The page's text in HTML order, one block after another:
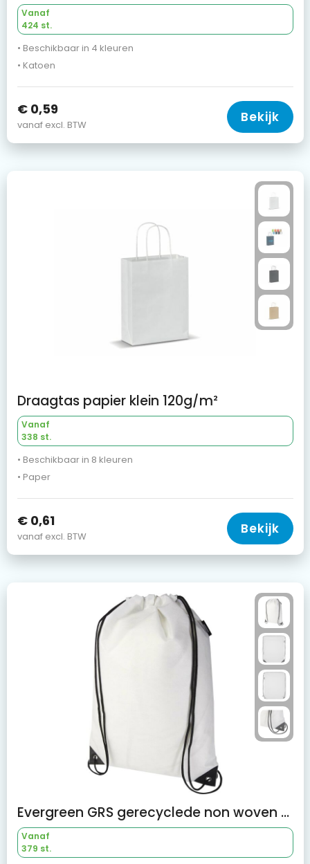
Vanaf
424 st.
• Beschikbaar in 4 kleuren
• Katoen
€ 0,59
vanaf excl. BTW Bekijk
Draagtas papier klein 120g/m²
Vanaf
338 st.
• Beschikbaar in 8 kleuren
• Paper
€ 0,61
vanaf excl. BTW Bekijk
Evergreen GRS gerecyclede non woven koordzak 5 l
Vanaf
379 st.